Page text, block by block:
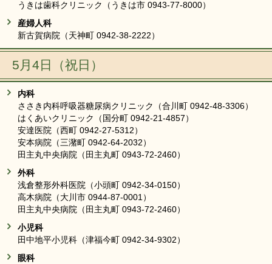
うきは歯科クリニック（うきは市 0943-77-8000）
産婦人科
新古賀病院（天神町 0942-38-2222）
5月4日（祝日）
内科
ささき内科呼吸器糖尿病クリニック（合川町 0942-48-3306）
はくあいクリニック（国分町 0942-21-4857）
安達医院（西町 0942-27-5312）
安本病院（三潴町 0942-64-2032）
田主丸中央病院（田主丸町 0943-72-2460）
外科
浅倉整形外科医院（小頭町 0942-34-0150）
高木病院（大川市 0944-87-0001）
田主丸中央病院（田主丸町 0943-72-2460）
小児科
田中地平小児科（津福今町 0942-34-9302）
眼科